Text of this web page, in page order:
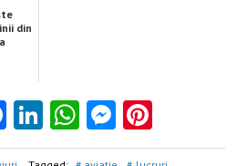
din
Facebook
LinkedIn
WhatsApp